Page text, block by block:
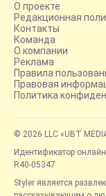
О проекте
Редакционная
Контакты
Команда
О компании
Реклама
Правила
Правовая
Политика
© 2026 LLC «UBT
Идентификатор
R40-05347
Styler является